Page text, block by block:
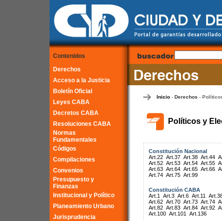
Contenidos
Derechos
Acceso a la Justicia
Boletín Oficial
Leyes CABA
Decretos CABA
Resoluciones CABA
Normas
Fundamentales
Códigos
Compilaciones
Convenios
Presupuesto y
Finanzas
Institucional y Político
Planeamiento Urbano
Jurisprudencia
Inicio- Derechos -
Políticos y
Constitución Nacional
Art.22 Art.37 Art.38 Art.44
Art.52 Art.53 Art.54 Art.55
Art.63 Art.64 Art.65 Art.66
Art.74 Art.75 Art.99
Constitución CABA
Art.1
Art.3 Art.6 Art.11
Art.62 Art.70 Art.73 Art.74
Art.82 Art.83 Art.84 Art.92
Art.100 Art.101 Art.136